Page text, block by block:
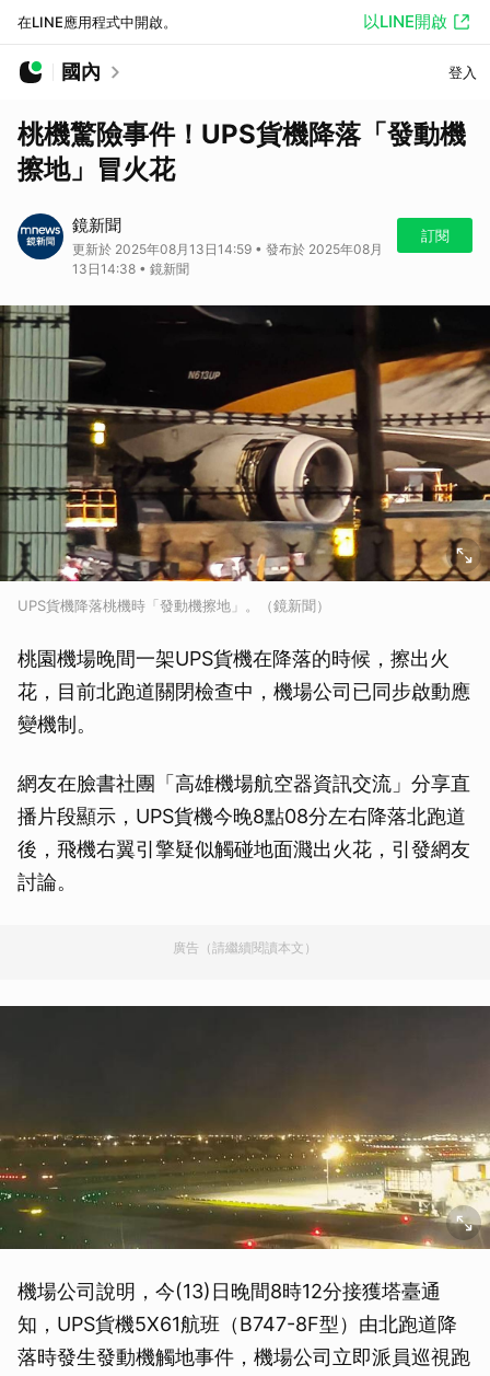
在LINE應用程式中開啟。 以LINE開啟
國內 登入
桃機驚險事件！UPS貨機降落「發動機
擦地」冒火花
鏡新聞
更新於 2025年08月13日14:59 • 發布於 2025年08月
13日14:38 • 鏡新聞
訂閱
UPS貨機降落桃機時「發動機擦地」。（鏡新聞）
桃園機場晚間一架UPS貨機在降落的時候，擦出火
花，目前北跑道關閉檢查中，機場公司已同步啟動應
變機制。
網友在臉書社團「高雄機場航空器資訊交流」分享直
播片段顯示，UPS貨機今晚8點08分左右降落北跑道
後，飛機右翼引擎疑似觸碰地面濺出火花，引發網友
討論。
廣告（請繼續閱讀本文）
機場公司說明，今(13)日晚間8時12分接獲塔臺通
知，UPS貨機5X61航班（B747-8F型）由北跑道降
落時發生發動機觸地事件，機場公司立即派員巡視跑